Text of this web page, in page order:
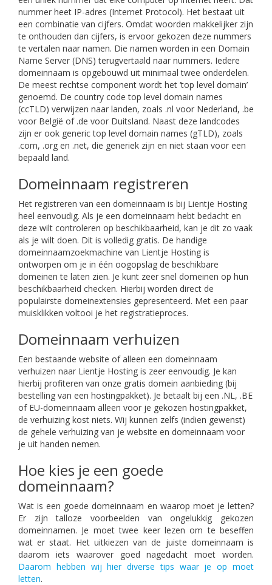
nummer heet IP-adres (Internet Protocol). Het bestaat uit
een combinatie van cijfers. Omdat woorden makkelijker zijn
te onthouden dan cijfers, is ervoor gekozen deze nummers
te vertalen naar namen. Die namen worden in een Domain
Name Server (DNS) terugvertaald naar nummers. Iedere
domeinnaam is opgebouwd uit minimaal twee onderdelen.
De meest rechtse component wordt het ‘top level domain’
genoemd. De country code top level domain names
(ccTLD) verwijzen naar landen, zoals .nl voor Nederland, .be
voor België of .de voor Duitsland. Naast deze landcodes
zijn er ook generic top level domain names (gTLD), zoals
.com, .org en .net, die generiek zijn en niet staan voor een
bepaald land.
Domeinnaam registreren
Het registreren van een domeinnaam is bij Lientje Hosting
heel eenvoudig. Als je een domeinnaam hebt bedacht en
deze wilt controleren op beschikbaarheid, kan je dit zo vaak
als je wilt doen. Dit is volledig gratis. De handige
domeinnaamzoekmachine van Lientje Hosting is
ontworpen om je in één oogopslag de beschikbare
domeinen te laten zien. Je kunt zeer snel domeinen op hun
beschikbaarheid checken. Hierbij worden direct de
populairste domeinextensies gepresenteerd. Met een paar
muisklikken voltooi je het registratieproces.
Domeinnaam verhuizen
Een bestaande website of alleen een domeinnaam
verhuizen naar Lientje Hosting is zeer eenvoudig. Je kan
hierbij profiteren van onze gratis domein aanbieding (bij
bestelling van een hostingpakket). Je betaalt bij een .NL, .BE
of EU-domeinnaam alleen voor je gekozen hostingpakket,
de verhuizing kost niets. Wij kunnen zelfs (indien gewenst)
de gehele verhuizing van je website en domeinnaam voor
je uit handen nemen.
Hoe kies je een goede
domeinnaam?
Wat is een goede domeinnaam en waarop moet je letten?
Er zijn talloze voorbeelden van ongelukkig gekozen
domeinnamen. Je moet twee keer lezen om te beseffen
wat er staat. Het uitkiezen van de juiste domeinnaam is
daarom iets waarover goed nagedacht moet worden.
Daarom hebben wij hier diverse tips waar je op moet
letten.